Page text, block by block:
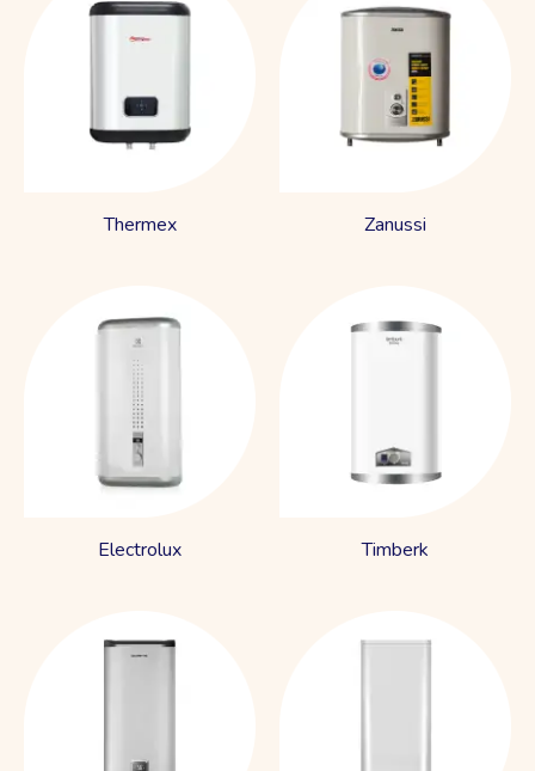
Thermex Zanussi
Electrolux Timberk